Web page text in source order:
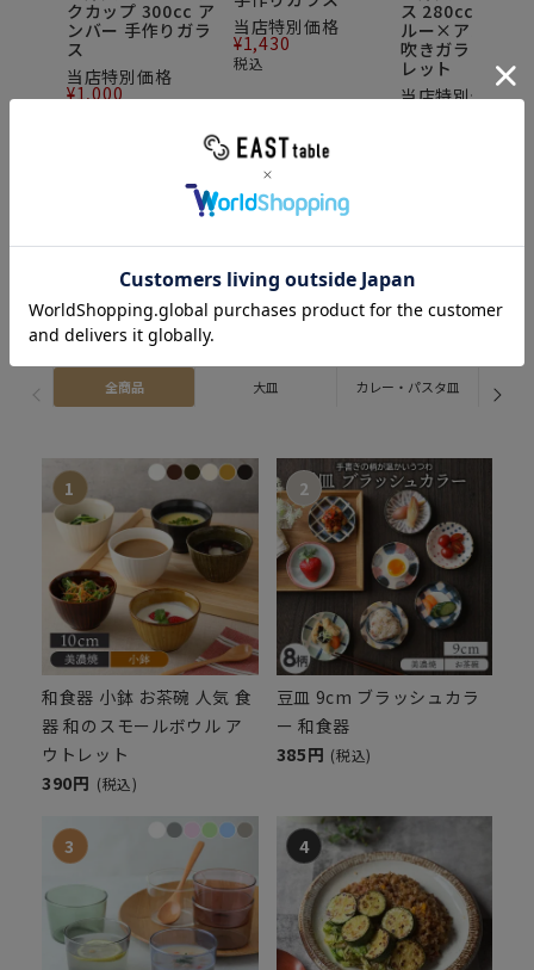
クカップ 300cc ア
ンバー 手作りガラ
ス
当店特別価格
¥1,000
当店特別価格
¥1,430
税込
ス 280cc フロ
ルー×アンバー
吹きガラス アウ
レット
当店特別価格
Ranking
ランキング
人気の食器・キッチン雑貨をカテゴリ別にチェック！
全商品 大皿 カレー・パスタ皿
和食器 小鉢 お茶碗 人気 食
器 和のスモールボウル ア
ウトレット
390円 (税込)
豆皿 9cm ブラッシュカラ
ー 和食器
385円 (税込)